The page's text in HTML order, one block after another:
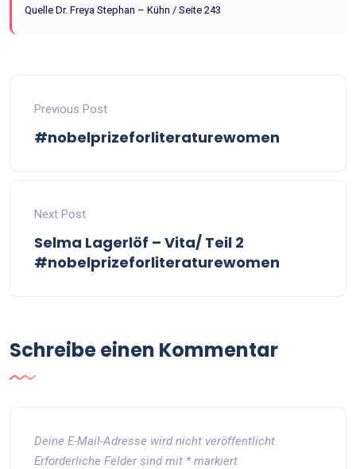
Quelle Dr. Freya Stephan – Kühn / Seite 243
Previous Post
#nobelprizeforliteraturewomen
Next Post
Selma Lagerlöf – Vita/ Teil 2
#nobelprizeforliteraturewomen
Schreibe einen Kommentar
Deine E-Mail-Adresse wird nicht veröffentlicht.
Erforderliche Felder sind mit *markiert